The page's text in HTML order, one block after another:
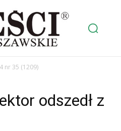
nr 35 (1209)
odszedł z